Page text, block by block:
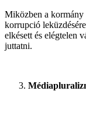
Miközben a kormány
korrupció
elkésett és elégtelen
juttatni.